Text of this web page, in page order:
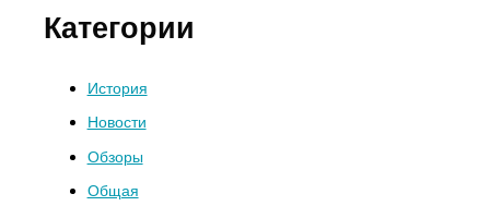
Категории
История
Новости
Обзоры
Общая